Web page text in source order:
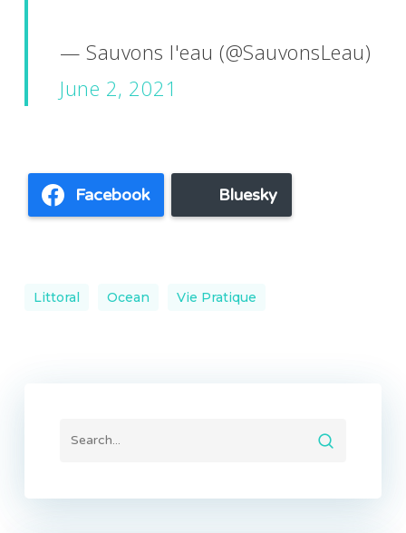
— Sauvons l'eau (@SauvonsLeau)
June 2, 2021
Facebook Bluesky
Littoral Ocean Vie Pratique